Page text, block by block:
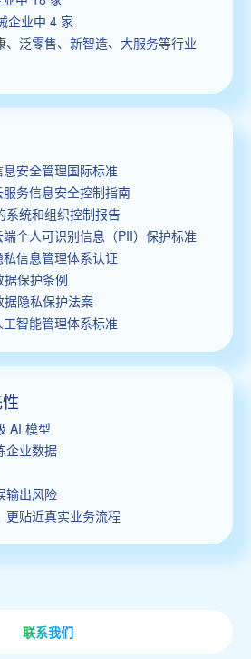
企业中 4 家
、泛零售、新智造、大服务等行业
安全管理国际标准
务信息安全控制指南
系统和组织控制报告
个人可识别信息（PII）保护标准
信息管理体系认证
保护条例
据隐私保护法案
智能管理体系标准
AI 模型
企业数据
输出风险
更贴近真实业务流程
联系我们